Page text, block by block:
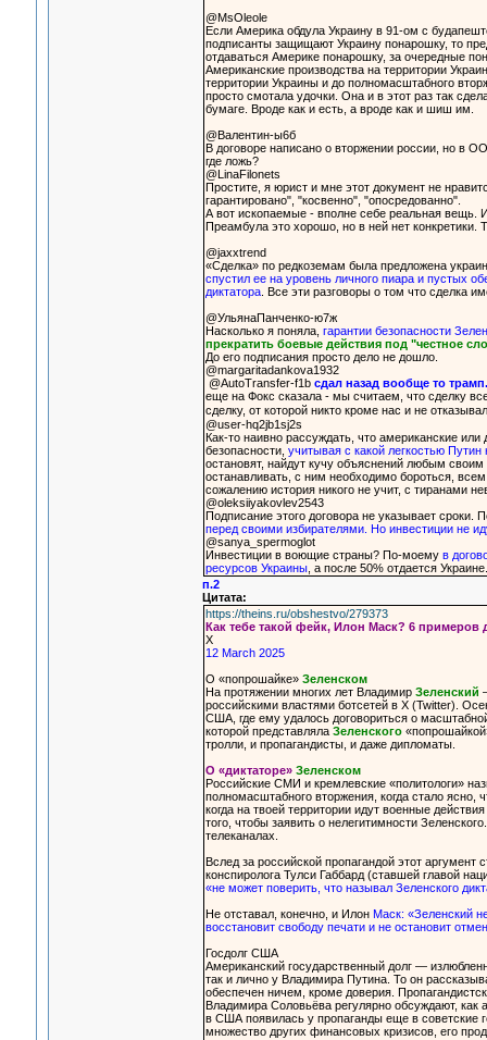
@MsOleole
Если Америка обдула Украину в 91-ом с
подписанты защищают Украину понарошку, то
отдаваться Америке понарошку, за очередные
Американские производства на территории
территории Украины и до полномасштабного
просто смотала удочки. Она и в этот раз так
бумаге. Вроде как и есть, а вроде как и шиш им.
@Валентин-ы6б
В договоре написано о вторжении россии, но в
где ложь?
@LinaFilonets
Простите, я юрист и мне этот документ не
гарантировано", "косвенно", "опосредованно".
А вот ископаемые - вполне себе реальная вещь.
Преамбула это хорошо, но в ней нет
@jaxxtrend
«Сделка» по редкоземам была предложена
спустил ее на уровень личного пиара и пустых
диктатора. Все эти разговоры о том что сделка
@УльянаПанченко-ю7ж
Насколько я поняла, гарантии безопасности
прекратить боевые действия под "честное
До его подписания просто дело не дошло.
@margaritadankova1932
@AutoTransfer-f1b сдал назад вообще то
еще на Фокс сказала - мы считаем, что сделку
сделку, от которой никто кроме нас и не
@user-hq2jb1sj2s
Как-то наивно рассуждать, что американские
безопасности, учитывая с какой легкостью
остановят, найдут кучу объяснений любым
останавливать, с ним необходимо бороться,
сожалению история никого не учит, с тиранами
@oleksiiyakovlev2543
Подписание этого договора не указывает сроки.
перед своими избирателями. Но инвестиции не
@sanya_spermoglot
Инвестиции в воющие страны? По-моему в
ресурсов Украины, а после 50% отдается Украине.
п.2
Цитата:
https://theins.ru/obshestvo/279373
Как тебе такой фейк, Илон Маск? 6 примеров
Х
12 March 2025
О «попрошайке» Зеленском
На протяжении многих лет Владимир Зеленский
российскими властями ботсетей в Х (Twitter).
США, где ему удалось договориться о
которой представляла Зеленского
тролли, и пропагандисты, и даже дипломаты.
О «диктаторе»Зеленском
Российские СМИ и кремлевские «политологи»
полномасштабного вторжения, когда стало
когда на твоей территории идут военные
того, чтобы заявить о нелегитимности
телеканалах.
Вслед за российской пропагандой этот
конспиролога Тулси Габбард (ставшей главой
«не может поверить, что называл Зеленского
Не отставал, конечно, и Илон Маск: «Зеленский
восстановит свободу печати и не остановит
Госдолг США
Американский государственный долг —
так и лично у Владимира Путина. То он
обеспечен ничем, кроме доверия.
Владимира Соловьёва регулярно обсуждают,
в США появилась у пропаганды еще в советские
множество других финансовых кризисов, его